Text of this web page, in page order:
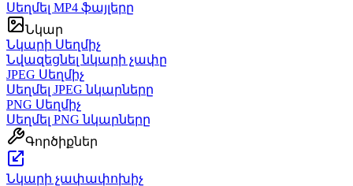
Սեղմել MP4 ֆայլերը
Նկար
Նկարի Սեղմիչ
Նվազեցնել նկարի չափը
JPEG Սեղմիչ
Սեղմել JPEG նկարները
PNG Սեղմիչ
Սեղմել PNG նկարները
Գործիքներ
Նկարի չափափոխիչ